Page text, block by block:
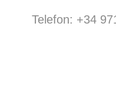
Telefon: +34